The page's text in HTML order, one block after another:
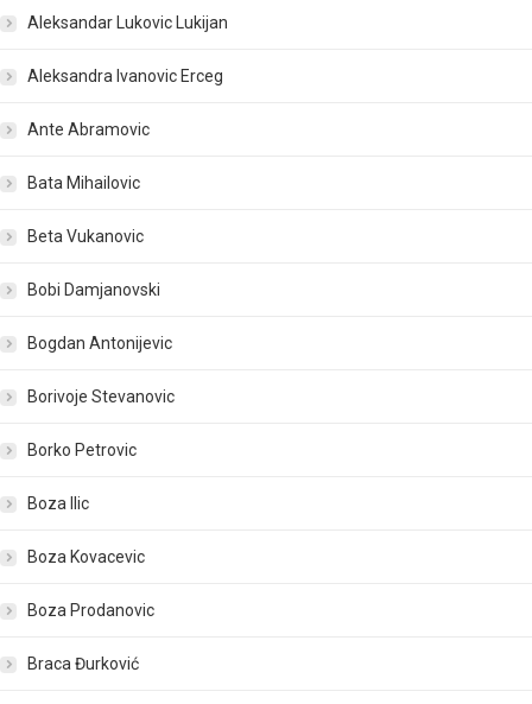
Aleksandar Lukovic Lukijan
Aleksandra Ivanovic Erceg
Ante Abramovic
Bata Mihailovic
Beta Vukanovic
Bobi Damjanovski
Bogdan Antonijevic
Borivoje Stevanovic
Borko Petrovic
Boza Ilic
Boza Kovacevic
Boza Prodanovic
Braca Đurković